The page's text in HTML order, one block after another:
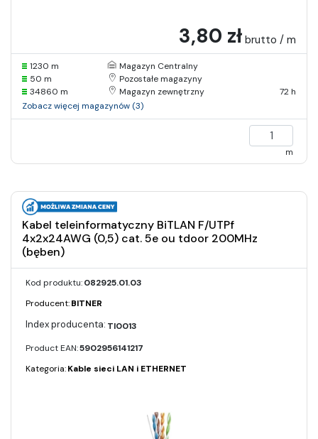
3,80 zł brutto / m
1230 m
Magazyn Centralny
50 m
Pozostałe magazyny
34860 m
Magazyn zewnętrzny
72 h
Zobacz więcej magazynów (3)
m
Kabel teleinformatyczny BiTLAN F/UTPf
4x2x24AWG (0,5) cat. 5e ou tdoor 200MHz
(bęben)
Kod produktu:082925.01.03
Producent:BITNER
TI0013
Product EAN:5902956141217
Kategoria:Kable sieci LAN i ETHERNET